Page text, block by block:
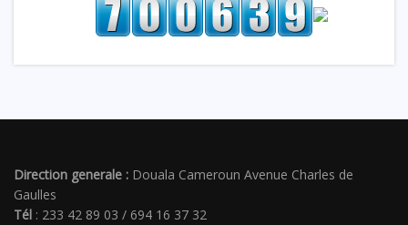
Direction generale : Douala Cameroun Avenue Charles de
Gaulles
Tél : 233 42 89 03 / 694 16 37 32